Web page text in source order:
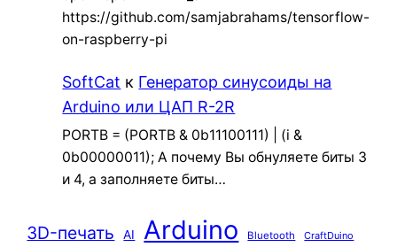
https://github.com/samjabrahams/tensorflow-
on-raspberry-pi
SoftCat к Генератор синусоиды на
Arduino или ЦАП R-2R
PORTB = (PORTB & 0b11100111) | (i &
0b00000011); А почему Вы обнуляете биты 3
и 4, а заполняете биты…
3D-печать AI Arduino Bluetooth CraftDuino